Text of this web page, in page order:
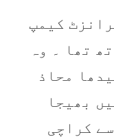
کیمپ
تھا ۔ وہ
محاذ
بھیجا
کراچی